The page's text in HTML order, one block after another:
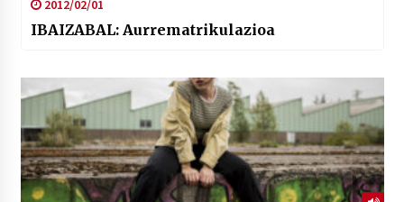
2012/02/01
IBAIZABAL: Aurrematrikulazioa